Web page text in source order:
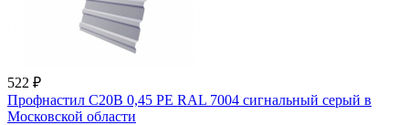
522 ₽
Профнастил С20В 0,45 PE RAL 7004 сигнальный серый в
Московской области